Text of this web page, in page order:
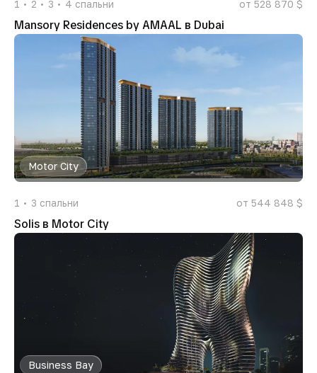
1 2 3 4 спальни от 528 870 $
Mansory Residences by AMAAL в Dubai
Motor City
1 3 спальни от 544 848 $
Solis в Motor City
Business Bay